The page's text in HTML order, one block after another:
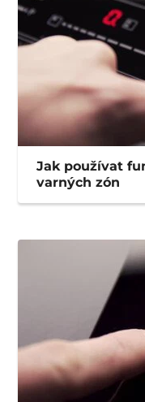
Jak používat
varných zón